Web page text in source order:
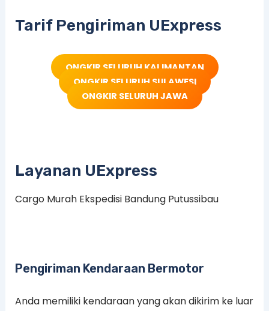
Tarif Pengiriman UExpress
ONGKIR SELURUH KALIMANTAN
ONGKIR SELURUH SULAWESI
ONGKIR SELURUH JAWA
Layanan UExpress
Cargo Murah Ekspedisi Bandung Putussibau
Pengiriman Kendaraan Bermotor
Anda memiliki kendaraan yang akan dikirim ke luar